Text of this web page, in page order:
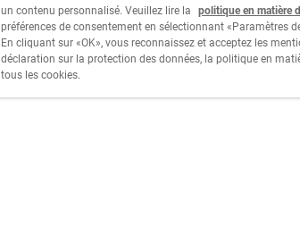
un contenu personnalisé. Veuillez lire la
politique en matière
préférences de consentement en sélectionnant «Paramètres
En cliquant sur «OK», vous reconnaissez et acceptez les
déclaration sur la protection des données, la politique en
tous les cookies.